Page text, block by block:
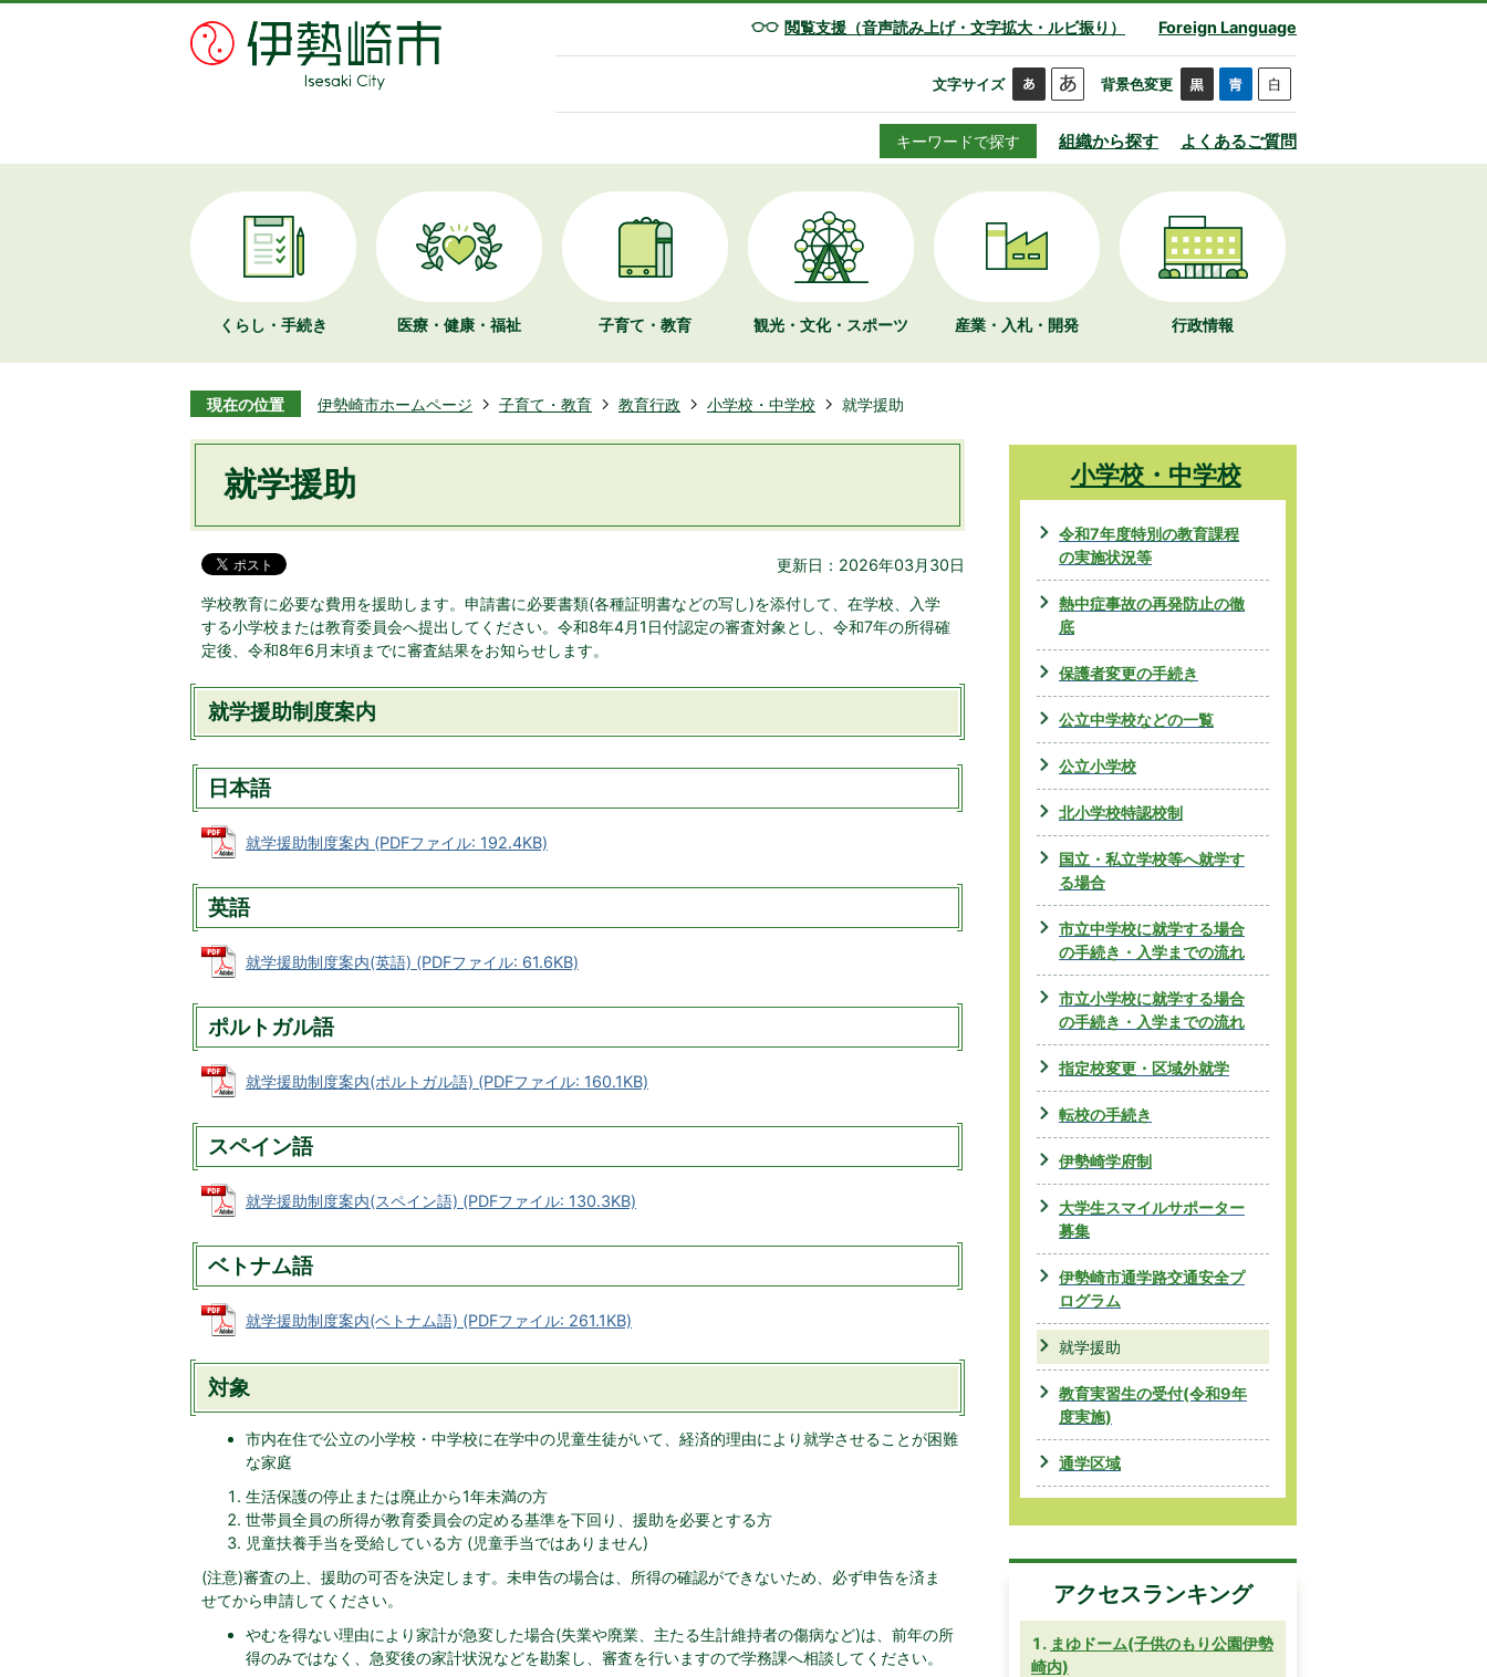
閲覧支援（音声読み上げ・文字拡大・ルビ振り） Foreign Language
文字サイズ 背景色変更
キーワードで探す 組織から探す よくあるご質問
くらし・手続き 医療・健康・福祉 子育て・教育 観光・文化・ スポーツ 産業・入札・開発 行政情報
現在の位置 伊勢崎市ホームページ 子育て・教育 教育行政 小学校・中学校 就学援助
就学援助
更新日：2026年03月30日
学校教育に必要な費用を援助します。申請書に必要書類(各種証明書などの写し)を添付して、在学校、入学
する小学校または教育委員会へ提出してください。令和8年4月1日付認定の審査対象とし、令和7年の所得確
定後、令和8年6月末頃までに審査結果をお知らせします。
就学援助制度案内
日本語
就学援助制度案内 (PDFファイル: 192.4KB)
英語
就学援助制度案内(英語) (PDFファイル: 61.6KB)
ポルトガル語
就学援助制度案内(ポルトガル語) (PDFファイル: 160.1KB)
スペイン語
就学援助制度案内(スペイン語) (PDFファイル: 130.3KB)
ベトナム語
就学援助制度案内(ベトナム語) (PDFファイル: 261.1KB)
対象
市内在住で公立の小学校・中学校に在学中の児童生徒がいて、経済的理由により就学させることが困難
な家庭
生活保護の停止または廃止から1年未満の方
世帯員全員の所得が教育委員会の定める基準を下回り、援助を必要とする方
児童扶養手当を受給している方 (児童手当ではありません)
(注意)審査の上、援助の可否を決定します。未申告の場合は、所得の確認ができないため、必ず申告を済ま
せてから申請してください。
やむを得ない理由により家計が急変した場合(失業や廃業、主たる生計維持者の傷病など)は、前年の所
得のみではなく、急変後の家計状況などを勘案し、審査を行いますので学務課へ相談してください。
小学校・中学校
令和7年度特別の教育課程
の実施状況等
熱中症事故の再発防止の徹
底
保護者変更の手続き
公立中学校などの一覧
公立小学校
北小学校特認校制
国立・私立学校等へ就学す
る場合
市立中学校に就学する場合
の手続き・入学までの流れ
市立小学校に就学する場合
の手続き・入学までの流れ
指定校変更・区域外就学
転校の手続き
伊勢崎学府制
大学生スマイルサポーター
募集
伊勢崎市通学路交通安全プ
ログラム
就学援助
教育実習生の受付(令和9年
度実施)
通学区域
アクセスランキング
まゆドーム(子供のもり公園伊勢
崎内)